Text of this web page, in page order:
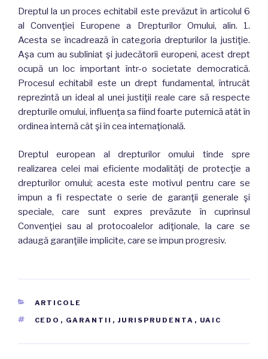
Dreptul la un proces echitabil este prevăzut în articolul 6
al Convenţiei Europene a Drepturilor Omului, alin. 1.
Acesta se încadrează în categoria drepturilor la justiţie.
Aşa cum au subliniat şi judecătorii europeni, acest drept
ocupă un loc important într-o societate democratică.
Procesul echitabil este un drept fundamental, întrucât
reprezintă un ideal al unei justiţii reale care să respecte
drepturile omului, influenţa sa fiind foarte puternică atât în
ordinea internă cât şi în cea internaţională.
Dreptul european al drepturilor omului tinde spre
realizarea celei mai eficiente modalităţi de protecţie a
drepturilor omului; acesta este motivul pentru care se
impun a fi respectate o serie de garanţii generale şi
speciale, care sunt expres prevăzute în cuprinsul
Convenţiei sau al protocoalelor adiţionale, la care se
adaugă garanţiile implicite, care se impun progresiv.
CATEGORIES
ARTICOLE
TAGS
CEDO , GARANTII , JURISPRUDENTA , UAIC